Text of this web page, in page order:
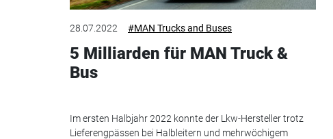
28.07.2022 #MAN Trucks and Buses
5 Milliarden für MAN Truck &
Bus
Im ersten Halbjahr 2022 konnte der Lkw-Hersteller trotz
Lieferengpässen bei Halbleitern und mehrwöchigem